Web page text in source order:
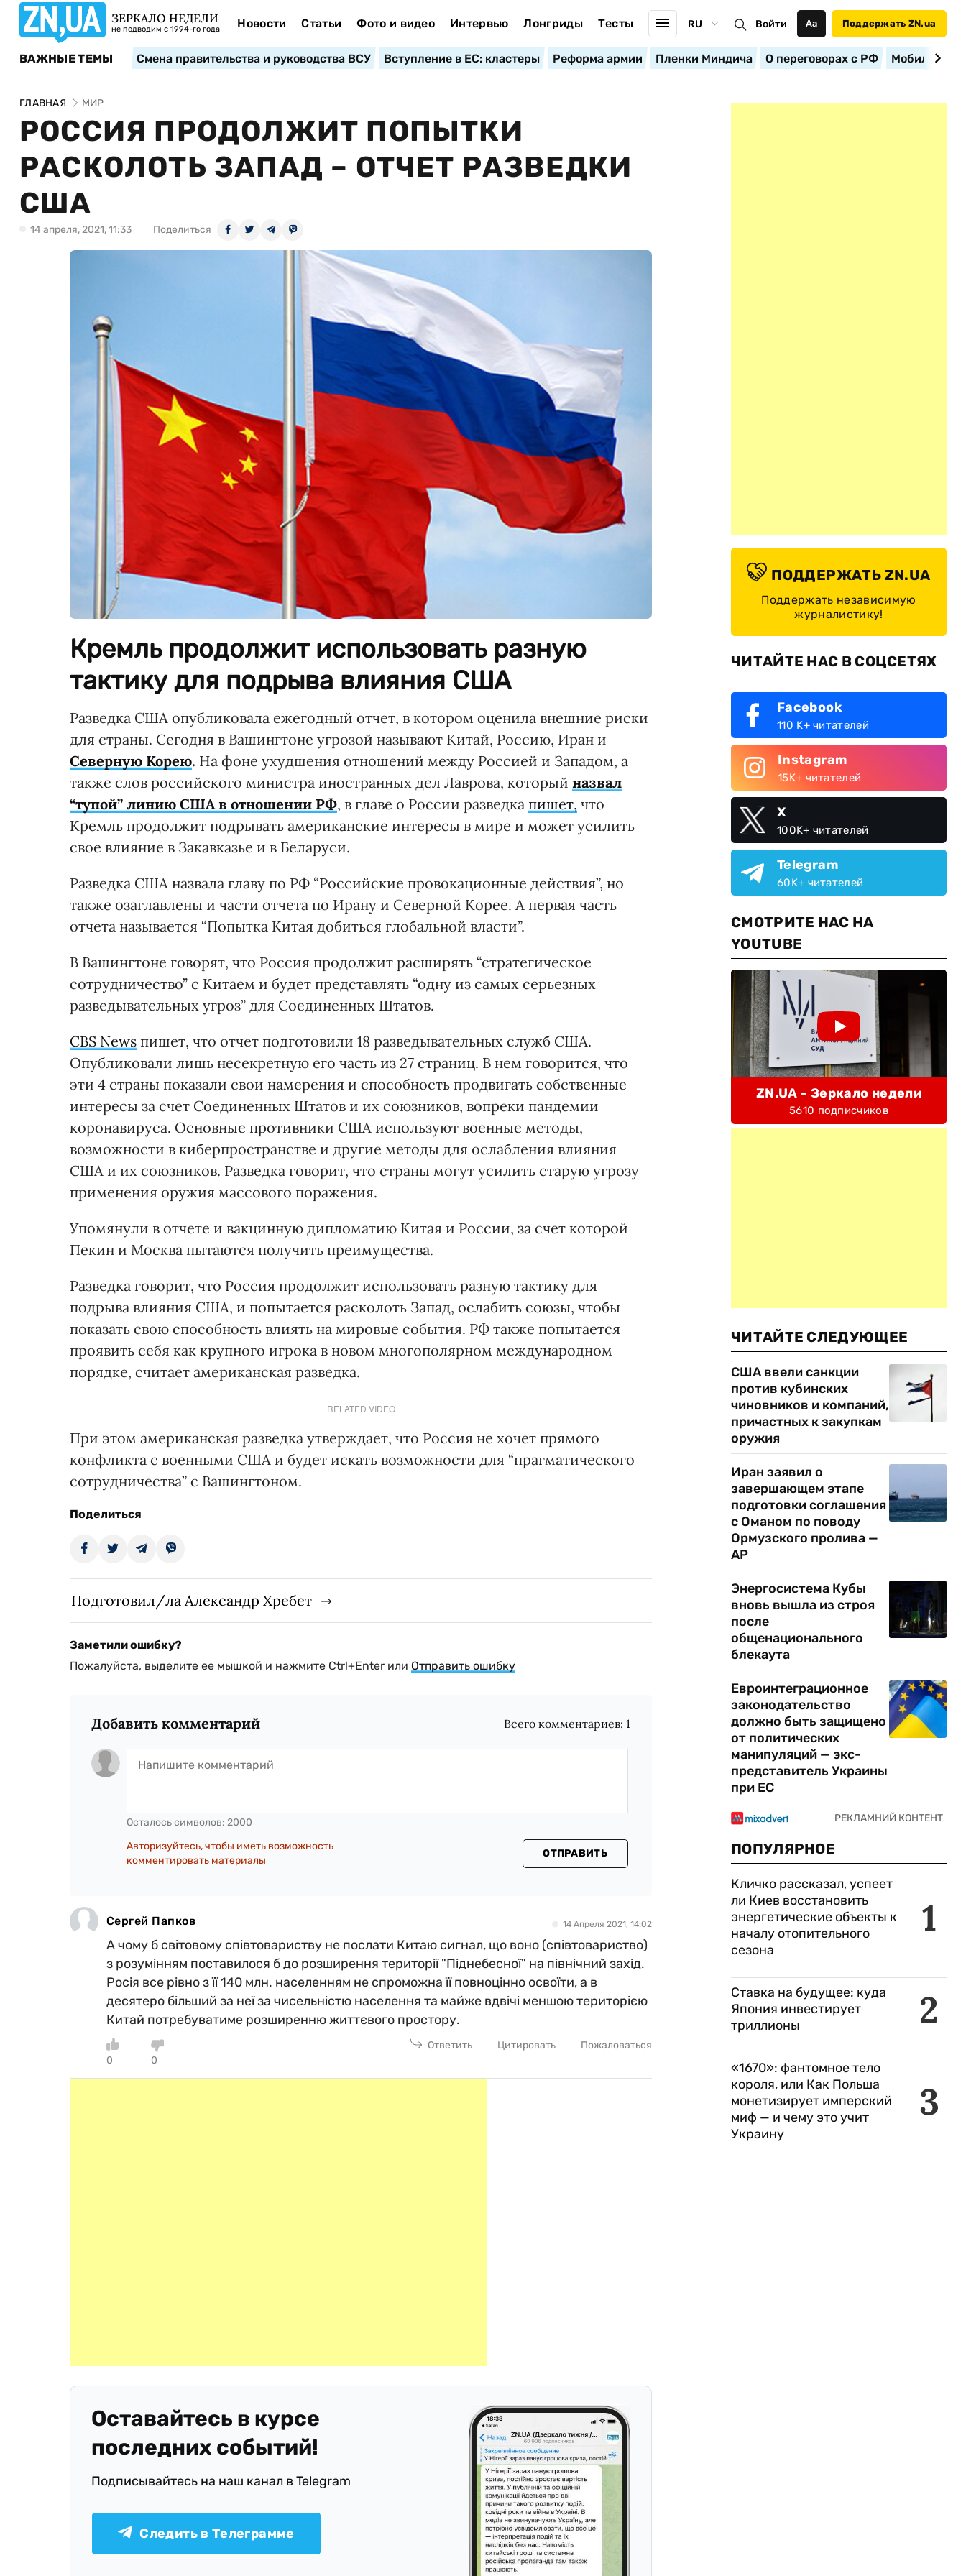
ЗЕРКАЛО НЕДЕЛИ
не подводим с 1994-го года Новости Статьи Фото и видео Интервью Лонгриды Тесты RU Войти Аа Поддержать ZN.ua
ВАЖНЫЕ ТЕМЫ Смена правительства и руководства ВСУ Вступление в ЕС: кластеры Реформа армии Пленки Миндича О переговорах с РФ
ГЛАВНАЯ МИР
РОССИЯ ПРОДОЛЖИТ ПОПЫТКИ
РАСКОЛОТЬ ЗАПАД – ОТЧЕТ РАЗВЕДКИ
США
14 апреля, 2021, 11:33 Поделиться
Кремль продолжит использовать разную
тактику для подрыва влияния США
Разведка США опубликовала ежегодный отчет, в котором оценила внешние риски
для страны. Сегодня в Вашингтоне угрозой называют Китай, Россию, Иран и
Северную Корею. На фоне ухудшения отношений между Россией и Западом, а
также слов российского министра иностранных дел Лаврова, который назвал
“тупой” линию США в отношении РФ, в главе о России разведка пишет, что
Кремль продолжит подрывать американские интересы в мире и может усилить
свое влияние в Закавказье и в Беларуси.
Разведка США назвала главу по РФ “Российские провокационные действия”, но
также озаглавлены и части отчета по Ирану и Северной Корее. А первая часть
отчета называется “Попытка Китая добиться глобальной власти”.
В Вашингтоне говорят, что Россия продолжит расширять “стратегическое
сотрудничество” с Китаем и будет представлять “одну из самых серьезных
разведывательных угроз” для Соединенных Штатов.
CBS News пишет, что отчет подготовили 18 разведывательных служб США.
Опубликовали лишь несекретную его часть из 27 страниц. В нем говорится, что
эти 4 страны показали свои намерения и способность продвигать собственные
интересы за счет Соединенных Штатов и их союзников, вопреки пандемии
коронавируса. Основные противники США используют военные методы,
возможности в киберпространстве и другие методы для ослабления влияния
США и их союзников. Разведка говорит, что страны могут усилить старую угрозу
применения оружия массового поражения.
Упомянули в отчете и вакцинную дипломатию Китая и России, за счет которой
Пекин и Москва пытаются получить преимущества.
Разведка говорит, что Россия продолжит использовать разную тактику для
подрыва влияния США, и попытается расколоть Запад, ослабить союзы, чтобы
показать свою способность влиять на мировые события. РФ также попытается
проявить себя как крупного игрока в новом многополярном международном
порядке, считает американская разведка.
RELATED VIDEO
При этом американская разведка утверждает, что Россия не хочет прямого
конфликта с военными США и будет искать возможности для “прагматического
сотрудничества” с Вашингтоном.
Поделиться
Подготовил/ла Александр Хребет
Заметили ошибку?
Пожалуйста, выделите ее мышкой и нажмите Ctrl+Enter или Отправить ошибку
Добавить комментарий Всего комментариев:1
Осталось символов: 2000
Авторизуйтесь, чтобы иметь возможность
комментировать материалы
ОТПРАВИТЬ
Сергей Папков 14 Апреля 2021, 14:02
А чому б світовому співтовариству не послати Китаю сигнал, що воно (співтовариство)
з розумінням поставилося б до розширення території "Піднебесної" на північний захід.
Росія все рівно з її 140 млн. населенням не спроможна її повноцінно освоїти, а в
десятеро більший за неї за чисельністю населення та майже вдвічі меншою територією
Китай потребуватиме розширенню життєвого простору.
0 0
Ответить Цитировать Пожаловаться
Оставайтесь в курсе
последних событий!
Подписывайтесь на наш канал в Telegram
Следить в Телеграмме
ПОДДЕРЖАТЬ ZN.UA
Поддержать независимую
журналистику!
ЧИТАЙТЕ НАС В СОЦСЕТЯХ
Facebook
110 K+ читателей
Instagram
15K+ читателей
X
100K+ читателей
Telegram
60K+ читателей
СМОТРИТЕ НАС НА
YOUTUBE
ZN.UA - Зеркало недели
5610 подписчиков
ЧИТАЙТЕ СЛЕДУЮЩЕЕ
США ввели санкции
против кубинских
чиновников и компаний,
причастных к закупкам
оружия
Иран заявил о
завершающем этапе
подготовки соглашения
с Оманом по поводу
Ормузского пролива —
AP
Энергосистема Кубы
вновь вышла из строя
после
общенационального
блекаута
Евроинтеграционное
законодательство
должно быть защищено
от политических
манипуляций — экс-
представитель Украины
при ЕС
ПОПУЛЯРНОЕ
1
Кличко рассказал, успеет
ли Киев восстановить
энергетические объекты к
началу отопительного
сезона
2
Ставка на будущее: куда
Япония инвестирует
триллионы
3
«1670»: фантомное тело
короля, или Как Польша
монетизирует имперский
миф — и чему это учит
Украину